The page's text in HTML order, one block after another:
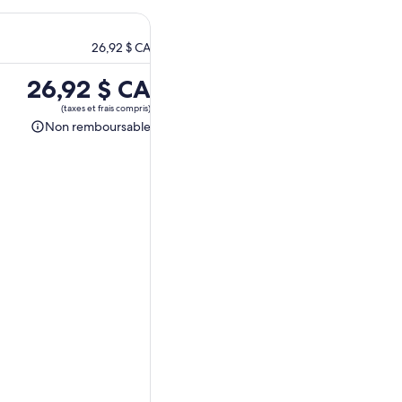
26,92 $ CA
Le
prix
est
26,92 $ CA
(taxes et frais compris)
Non remboursable
Non